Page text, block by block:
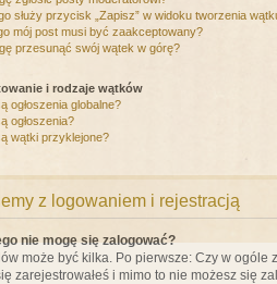
służy przycisk „Zapisz” w widoku tworzenia
mój post musi być zaakceptowany?
przesunąć swój wątek w górę?
i rodzaje wątków
ogłoszenia globalne?
ogłoszenia?
wątki przyklejone?
z logowaniem i rejestracją
nie mogę się zalogować?
może być kilka. Po pierwsze: Czy w ogóle
zarejestrowałeś i mimo to nie możesz się